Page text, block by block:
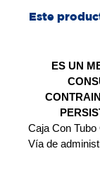
Este
ES UN
Caja Con Tubo
Vía de